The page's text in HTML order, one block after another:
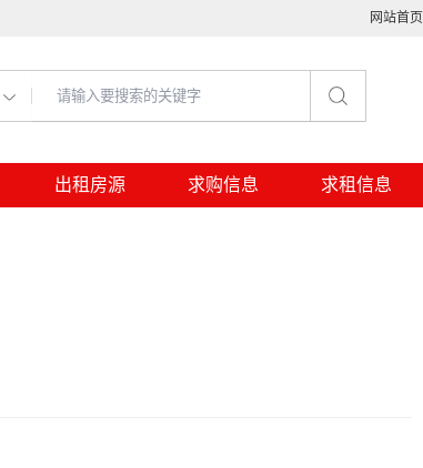
网站首页
出租房源 求购信息 求租信息